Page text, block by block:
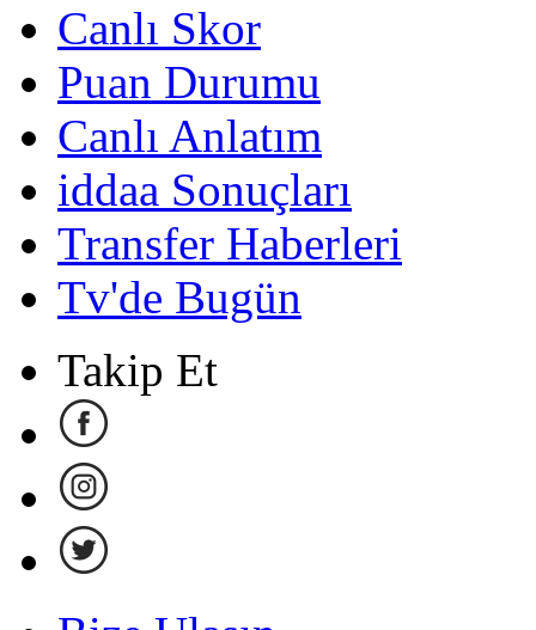
Canlı Skor
Puan Durumu
Canlı Anlatım
iddaa Sonuçları
Transfer Haberleri
Tv'de Bugün
Takip Et